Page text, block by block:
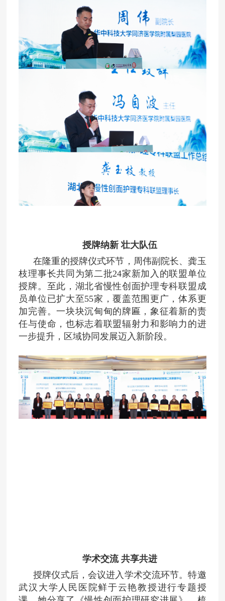
授牌纳新 壮大队伍
在隆重的授牌仪式环节，周伟副院长、龚玉
枝理事长共同为第二批24家新加入的联盟单位
授牌。至此，湖北省慢性创面护理专科联盟成
员单位已扩大至55家，覆盖范围更广，体系更
加完善。一块块沉甸甸的牌匾，象征着新的责
任与使命，也标志着联盟辐射力和影响力的进
一步提升，区域协同发展迈入新阶段。
学术交流 共享共进
授牌仪式后，会议进入学术交流环节。特邀
武汉大学人民医院鲜于云艳教授进行专题授